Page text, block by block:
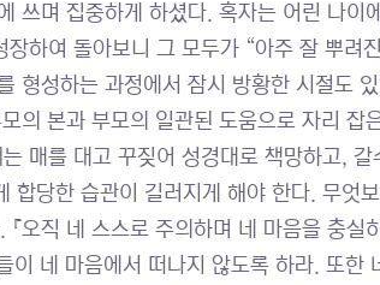
쓰며 집중하게 하셨다. 혹자는 어린 나이
하여 돌아보니 그 모두가 “아주 잘 뿌려
형성하는 과정에서 잠시 방황한 시절도
의 본과 부모의 일관된 도움으로 자리 잡
매를 대고 꾸짖어 성경대로 책망하고, 갈
합당한 습관이 길러지게 해야 한다. 무엇
오직 네 스스로 주의하며 네 마음을 충실
네 마음에서 떠나지 않도록 하라. 또한